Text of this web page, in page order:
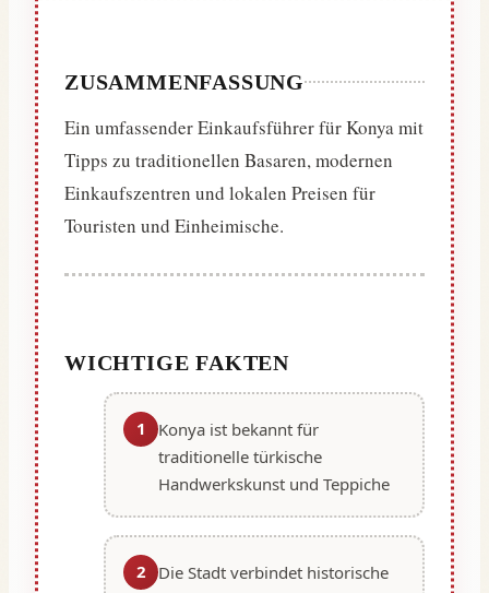
ZUSAMMENFASSUNG
Ein umfassender Einkaufsführer für Konya mit
Tipps zu traditionellen Basaren, modernen
Einkaufszentren und lokalen Preisen für
Touristen und Einheimische.
WICHTIGE FAKTEN
1
Konya ist bekannt für
traditionelle türkische
Handwerkskunst und Teppiche
2
Die Stadt verbindet historische